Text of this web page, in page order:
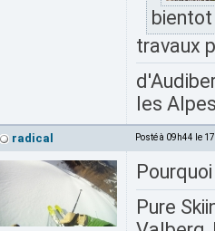
travaux
les
radical Posté à 09h44 le
Pure